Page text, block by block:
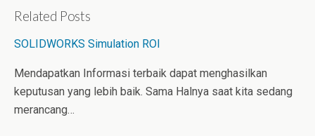
I
e
t
Related Posts
SOLIDWORKS Simulation ROI
Mendapatkan Informasi terbaik dapat menghasilkan
keputusan yang lebih baik. Sama Halnya saat kita sedang
merancang…